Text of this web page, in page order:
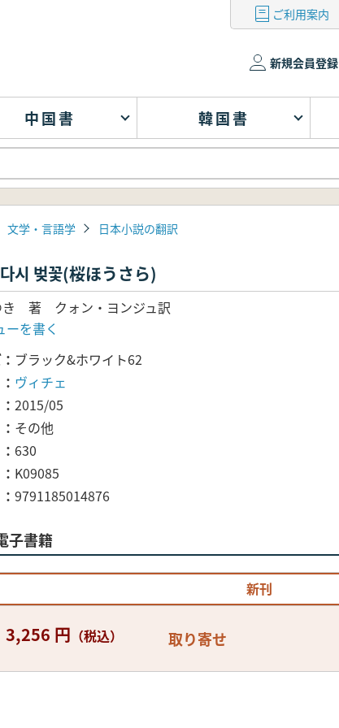
ご利用案内
新規会員登録
中国書 韓国書
文学・言語学 日本小説の翻訳
시 벚꽃(桜ほうさら)
き 著 クォン・ヨンジュ訳
ーを書く
ブラック&ホワイト62
ヴィチェ
2015/05
その他
630
K09085
9791185014876
子書籍
新刊
3,256 円 （税込） 取り寄せ